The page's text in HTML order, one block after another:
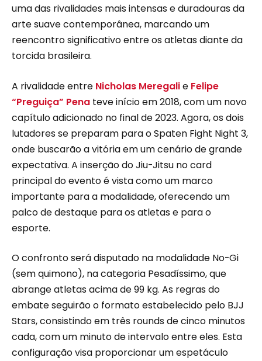
uma das rivalidades mais intensas e duradouras da
arte suave contemporânea, marcando um
reencontro significativo entre os atletas diante da
torcida brasileira.
A rivalidade entre Nicholas Meregalie Felipe
“Preguiça” Pena teve início em 2018, com um novo
capítulo adicionado no final de 2023. Agora, os dois
lutadores se preparam para o Spaten Fight Night 3,
onde buscarão a vitória em um cenário de grande
expectativa. A inserção do Jiu-Jitsu no card
principal do evento é vista como um marco
importante para a modalidade, oferecendo um
palco de destaque para os atletas e para o
esporte.
O confronto será disputado na modalidade No-Gi
(sem quimono), na categoria Pesadíssimo, que
abrange atletas acima de 99 kg. As regras do
embate seguirão o formato estabelecido pelo BJJ
Stars, consistindo em três rounds de cinco minutos
cada, com um minuto de intervalo entre eles. Esta
configuração visa proporcionar um espetáculo